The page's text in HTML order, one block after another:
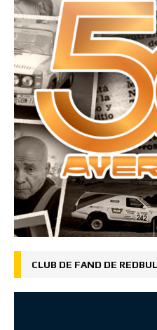
CLUB DE FAND DE